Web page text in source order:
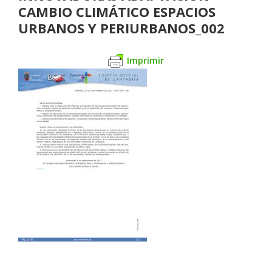
CAMBIO CLIMÁTICO ESPACIOS
URBANOS Y PERIURBANOS_002
Imprimir